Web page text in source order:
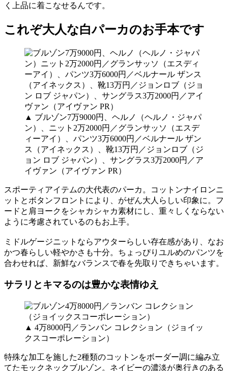
く上品に着こなせるんです。
これぞ大人な白パーカのお手本です
▲ ブルゾン7万9000円、ヘルノ（ヘルノ・ジャパ
ン）、ニット2万2000円／グランサッソ（エスデ
ィーアイ）、パンツ3万6000円／ベルナール ザン
ス（アイネックス）、靴13万円／ジョンロブ（ジ
ョン ロブ ジャパン）、サングラス3万2000円／ア
イヴァン（アイヴァン PR）
スポーティアイテムの大代表のパーカ。コットンナイロンニ
ットとボタンフロントにより、がぜん大人らしい印象に。フ
ードと肩ヨークをシャカシャカ素材にし、重々しくならない
ように考慮されているのもお上手。
ミドルゲージニットならアウターらしい存在感があり、なお
かつ春らしい軽やかさも十分。ちょっぴりユルめのパンツを
合わせれば、新鮮なバランスで春を先取りできちゃいます。
サラリとキマるのは豊かな表情ゆえ
▲ 4万8000円／ランバン コレクション（ジョイッ
クスコーポレーション）
特殊な加工を施した2種類のコットンをボーダー調に編み立
てたモックネックブルゾン。ネイビーの濃淡が奥行きのある